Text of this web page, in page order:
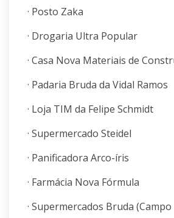
· Posto Zaka
· Drogaria Ultra Popular
· Casa Nova Materiais de
· Padaria Bruda da Vidal Ramos
· Loja TIM da Felipe Schmidt
· Supermercado Steidel
· Panificadora Arco-íris
· Farmácia Nova Fórmula
· Supermercados Bruda